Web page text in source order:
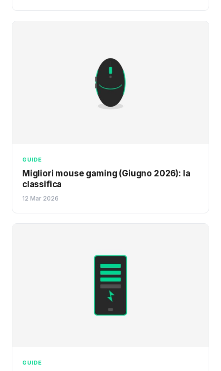
GUIDE
Migliori mouse gaming (Giugno 2026): la
classifica
12 Mar 2026
GUIDE